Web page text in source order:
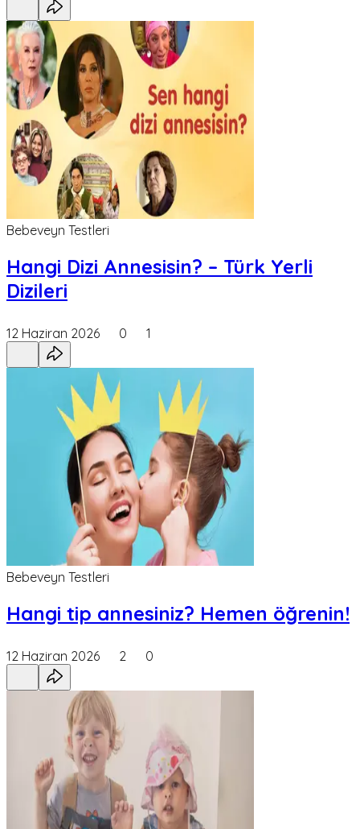
Bebeveyn Testleri
Hangi Dizi Annesisin? – Türk Yerli
Dizileri
12 Haziran 2026 0 1
Bebeveyn Testleri
Hangi tip annesiniz? Hemen öğrenin!
12 Haziran 2026 2 0